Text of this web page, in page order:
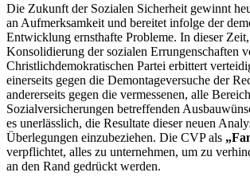
Die Zukunft der Sozialen Sicherheit gewinnt
an Aufmerksamkeit und bereitet infolge der
Entwicklung ernsthafte Probleme. In dieser
Konsolidierung der sozialen Errungenschaften
Christlichdemokratischen Partei erbittert
einerseits gegen die Demontageversuche der
andererseits gegen die vermessenen, alle
Sozialversicherungen betreffenden
es unerlässlich, die Resultate dieser neuen
Überlegungen einzubeziehen. Die CVP als
verpflichtet, alles zu unternehmen, um zu
an den Rand gedrückt werden.